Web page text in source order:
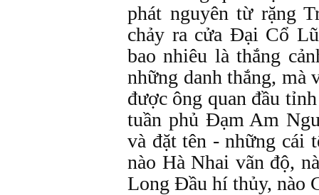
phát nguyên từ rặng
chảy ra cửa Đại Cổ
bao nhiêu là thắng
những danh thắng, mà
được ông quan đầu
tuần phủ Đạm Am
và đặt tên - những cái
nào Hà Nhai vãn độ,
Long Đầu hí thủy, nào